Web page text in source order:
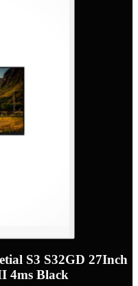
S3 S32GD 27Inch
4ms Black